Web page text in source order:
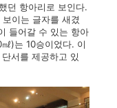
던 항아리로 보인다.
이는 글자를 새겼
들어갈 수 있는 항아
)는 10승이었다. 이
서를 제공하고 있